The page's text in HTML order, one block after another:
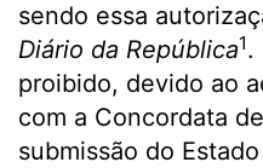
sendo essa
Diário da República1.
proibido, devido ao
com a Concordata
submissão do